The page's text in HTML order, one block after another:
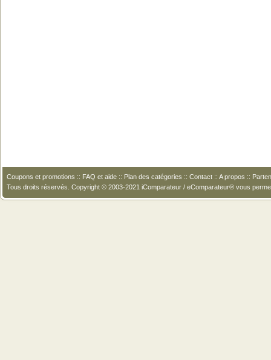
Coupons et promotions :: FAQ et aide :: Plan des catégories :: Contact :: A propos ::
Tous droits réservés. Copyright © 2003-2021 iComparateur / eComparateur® vous